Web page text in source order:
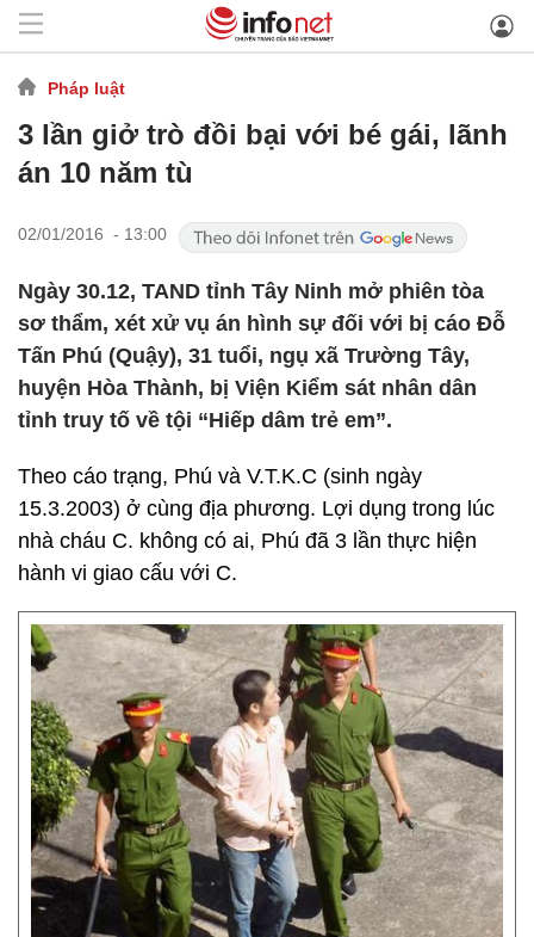
Pháp luật
3 lần giở trò đồi bại với bé gái, lãnh
án 10 năm tù
02/01/2016 - 13:00
Ngày 30.12, TAND tỉnh Tây Ninh mở phiên tòa
sơ thẩm, xét xử vụ án hình sự đối với bị cáo Đỗ
Tấn Phú (Quậy), 31 tuổi, ngụ xã Trường Tây,
huyện Hòa Thành, bị Viện Kiểm sát nhân dân
tỉnh truy tố về tội “Hiếp dâm trẻ em”.
Theo cáo trạng, Phú và V.T.K.C (sinh ngày
15.3.2003) ở cùng địa phương. Lợi dụng trong lúc
nhà cháu C. không có ai, Phú đã 3 lần thực hiện
hành vi giao cấu với C.